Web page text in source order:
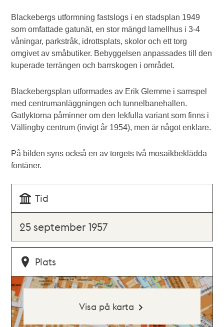
Blackebergs utformning fastslogs i en stadsplan 1949
som omfattade gatunät, en stor mängd lamellhus i 3-4
våningar, parkstråk, idrottsplats, skolor och ett torg
omgivet av småbutiker. Bebyggelsen anpassades till den
kuperade terrängen och barrskogen i området.
Blackebergsplan utformades av Erik Glemme i samspel
med centrumanläggningen och tunnelbanehallen.
Gatlyktorna påminner om den lekfulla variant som finns i
Vällingby centrum (invigt år 1954), men är något enklare.
På bilden syns också en av torgets två mosaikbeklädda
fontäner.
Tid
25 september 1957
Plats
Visa på karta